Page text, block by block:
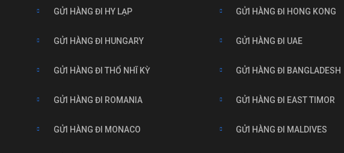
GỬI HÀNG ĐI HY LẠP
GỬI HÀNG ĐI HUNGARY
GỬI HÀNG ĐI THỔ NHĨ KỲ
GỬI HÀNG ĐI ROMANIA
GỬI HÀNG ĐI MONACO
GỬI HÀNG ĐI HONG KONG
GỬI HÀNG ĐI UAE
GỬI HÀNG ĐI BANGLADESH
GỬI HÀNG ĐI EAST TIMOR
GỬI HÀNG ĐI MALDIVES